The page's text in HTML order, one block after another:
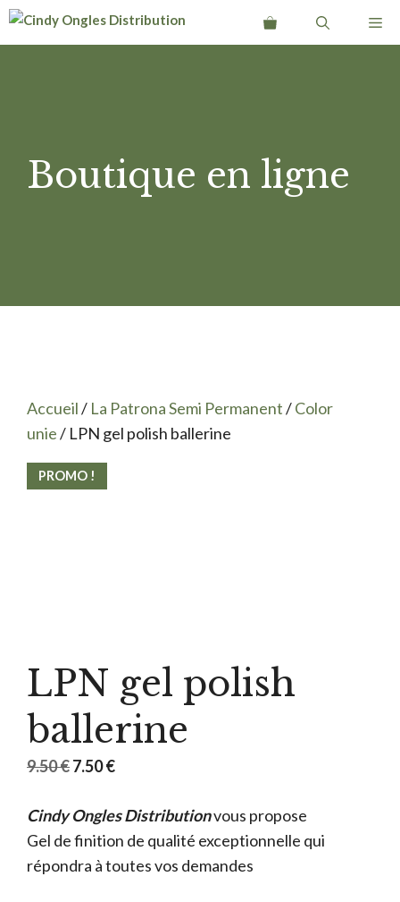
Aller
Boutique en ligne
Accueil/ La Patrona Semi Permanent/Color
unie/ LPN gel polish ballerine
PROMO !
LPN gel polish
ballerine
9.50€Le
initial
était :
9.50 €.
7.50€Le
actuel
est :
7.50 €.
Cindy Ongles Distributionvous propose
Gel de finition de qualité exceptionnelle qui
répondra à toutes vos demandes